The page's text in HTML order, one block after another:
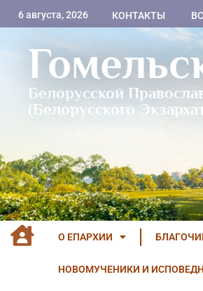
6 августа, 2026 КОНТАКТЫ
Белорусской
(Белорусского
О ЕПАРХИИ
НОВОМУЧЕНИКИ И